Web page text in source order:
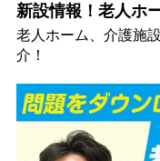
新設情報！老人ホ
老人ホーム、介護施
介！